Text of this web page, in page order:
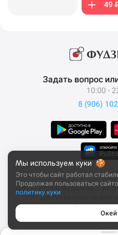
49
Задать вопрос
10:00 -
8 (906)
2011–2026 © Фудзияма —
Доставка суши на дом и
Все права
Мы используем куки
Это чтобы сайт работал
Продолжая пользоваться
политику куки
Окей